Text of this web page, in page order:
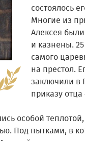
состоялось
Многие из
Алексея
и казнены.
самого
на престол.
заключили в
приказу
особой
Под пытками, в